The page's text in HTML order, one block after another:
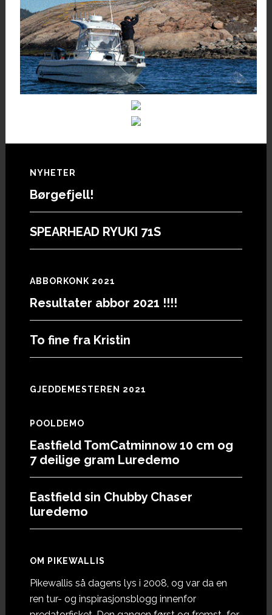
Footer
NYHETER
Børgefjell!
SPEARHEAD RYUKI 71S
ABBORKONK 2021
Resultater abbor 2021 !!!!
To fine fra Kristin
GJEDDEMESTEREN 2021
POOLDEMO
Eastfield TomCatminnow 10 cm og
7 deilige gram Luredemo
Eastfield sin Chubby Chaser
luredemo
OM PIKEWALLIS
Pikewallis så dagens lys i 2008, og var da en
ren tur- og inspirasjonsblogg innenfor